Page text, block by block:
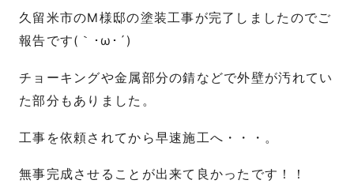
久留米市のM様邸の塗装工事が完了しましたのでご
報告です(｀･ω･´)
チョーキングや金属部分の錆などで外壁が汚れてい
た部分もありました。
工事を依頼されてから早速施工へ・・・。
無事完成させることが出来て良かったです！！